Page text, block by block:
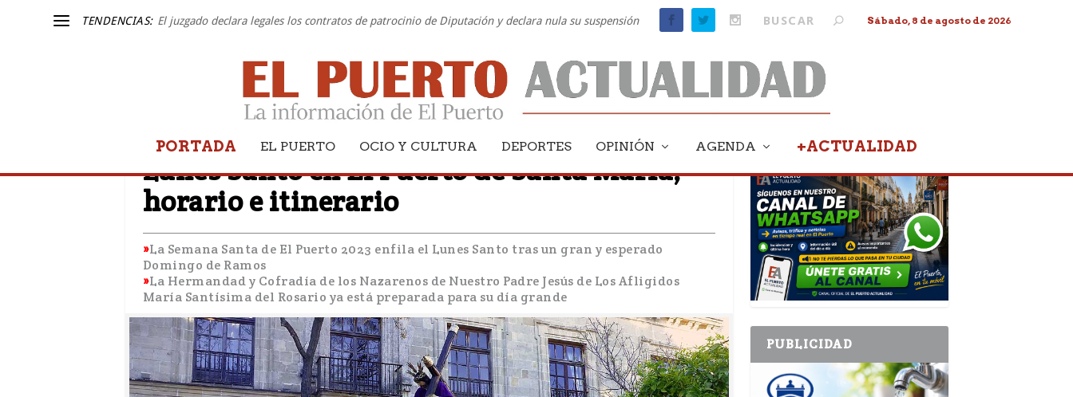
TENDENCIAS: El juzgado declara legales los contratos de patrocinio de Diputación y declara nula su suspensión Sábado, 8 de agosto de 2026
PORTADA EL PUERTO OCIO Y CULTURA DEPORTES OPINIÓN AGENDA +ACTUALIDAD
SEMANA SANTA 2023
Lunes Santo en El Puerto de Santa María,
horario e itinerario
La Semana Santa de El Puerto 2023 enfila el Lunes Santo tras un gran y esperado
Domingo de Ramos
La Hermandad y Cofradía de los Nazarenos de Nuestro Padre Jesús de Los Afligidos
María Santísima del Rosario ya está preparada para su día grande
PUBLICIDAD
PUBLICIDAD